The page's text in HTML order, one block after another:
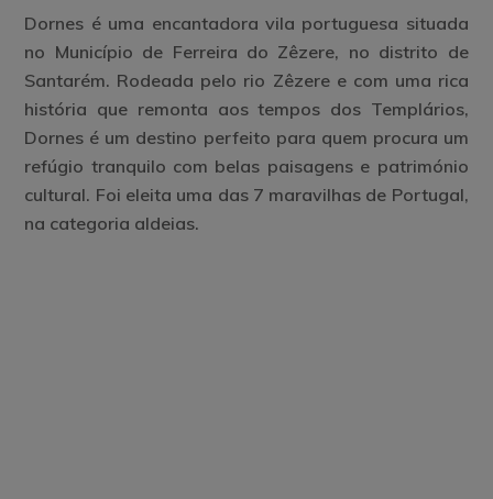
Dornes é uma encantadora vila portuguesa situada
no Município de Ferreira do Zêzere, no distrito de
Santarém. Rodeada pelo rio Zêzere e com uma rica
história que remonta aos tempos dos Templários,
Dornes é um destino perfeito para quem procura um
refúgio tranquilo com belas paisagens e património
cultural. Foi eleita uma das 7 maravilhas de Portugal,
na categoria aldeias.